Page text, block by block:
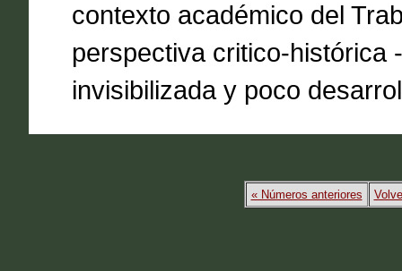
contexto académico del
perspectiva critico-histórica
invisibilizada y poco
« Números anteriores